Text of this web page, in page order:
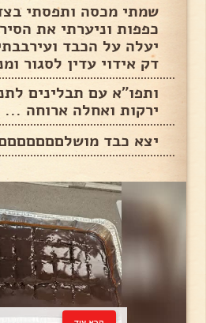
שמתי מכסה ותפסתי
כפפות וניערתי את
דק אידוי עדין לסגור
ותפו"א עם תבלינים
ירקות ואחלה ארוחה ...
יצא כבד